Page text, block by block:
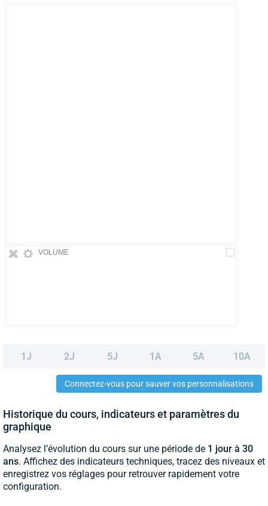
VOLUME
1J 2J 5J 1A 5A 10A
Connectez-vous pour sauver vos personnalisations
Historique du cours, indicateurs et paramètres du
graphique
Analysez l’évolution du cours sur une période de 1 jour à 30
ans. Affichez des indicateurs techniques, tracez des niveaux et
enregistrez vos réglages pour retrouver rapidement votre
configuration.